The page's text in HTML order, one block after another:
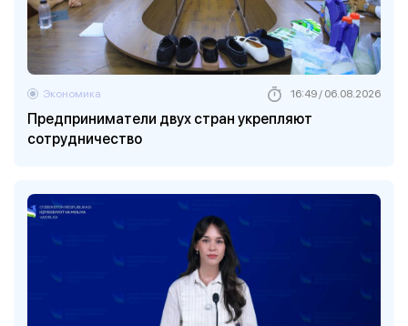
Предприниматели двух стран укрепляют
сотрудничество
Экономика 16:49 / 06.08.2026